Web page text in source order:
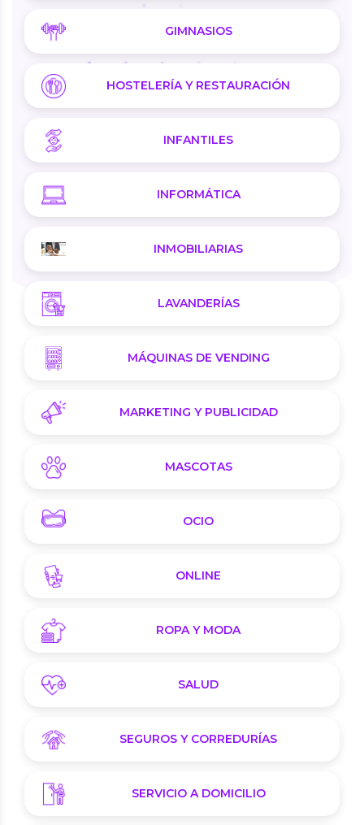
GIMNASIOS
HOSTELERÍA Y RESTAURACIÓN
INFANTILES
INFORMÁTICA
INMOBILIARIAS
LAVANDERÍAS
MÁQUINAS DE VENDING
MARKETING Y PUBLICIDAD
MASCOTAS
OCIO
ONLINE
ROPA Y MODA
SALUD
SEGUROS Y CORREDURÍAS
SERVICIO A DOMICILIO